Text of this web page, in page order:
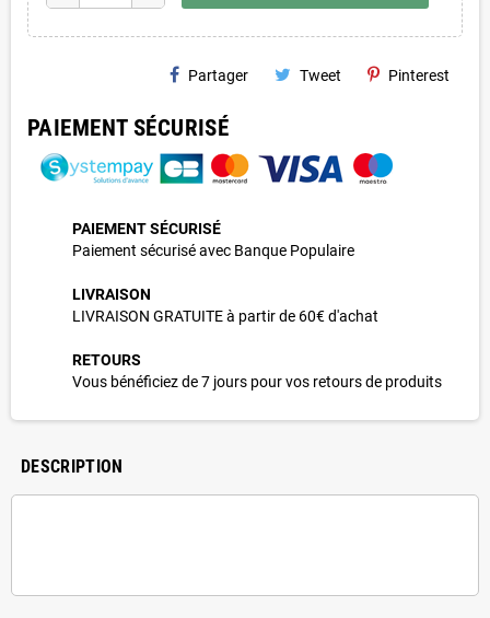
Partager Tweet Pinterest
PAIEMENT SÉCURISÉ
PAIEMENT SÉCURISÉ
Paiement sécurisé avec Banque Populaire
LIVRAISON
LIVRAISON GRATUITE à partir de 60€ d'achat
RETOURS
Vous bénéficiez de 7 jours pour vos retours de produits
DESCRIPTION